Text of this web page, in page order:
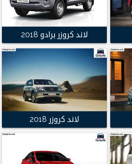
لاند كروزر برادو 2018
لاند كروزر 2018